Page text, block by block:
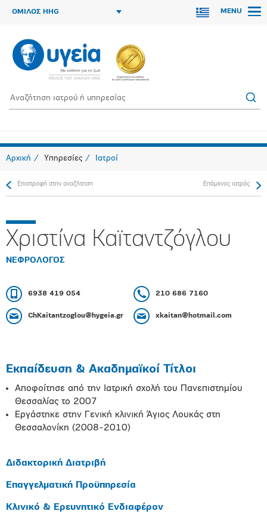
ΟΜΙΛΟΣ HHG MENU
Αρχική Υπηρεσίες Ιατροί
Επιστροφή στην αναζήτηση Επόμενος ιατρός
Χριστίνα Καϊταντζόγλου
ΝΕΦΡΟΛΟΓΟΣ
6938 419 054 210 686 7160
ChKaitantzoglou@hygeia.gr xkaitan@hotmail.com
Εκπαίδευση & Ακαδημαϊκοί Τίτλοι
Αποφοίτησε από την Ιατρική σχολή του Πανεπιστημίου
Θεσσαλίας το 2007
Εργάστηκε στην Γενική κλινική Άγιος Λουκάς στη
Θεσσαλονίκη (2008-2010)
Διδακτορική Διατριβή
Επαγγελματική Προϋπηρεσία
Κλινικό & Ερευνητικό Ενδιαφέρον